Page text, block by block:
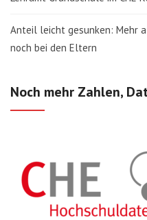
Anteil leicht gesunken: Mehr
noch bei den Eltern
Noch mehr Zahlen,